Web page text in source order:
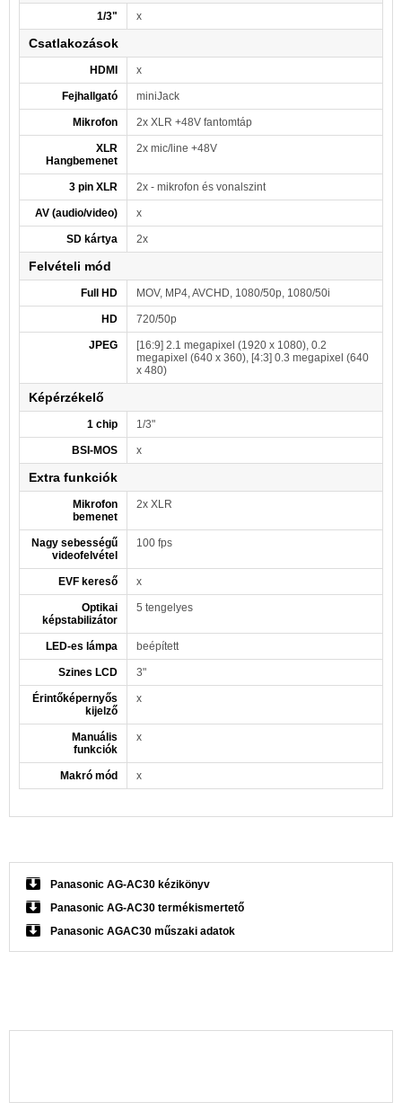
1/3" x
Csatlakozások
HDMI x
Fejhallgató miniJack
Mikrofon 2x XLR +48V fantomtáp
XLR
Hangbemenet
2x mic/line +48V
3 pin XLR 2x - mikrofon és vonalszint
AV (audio/video) x
SD kártya 2x
Felvételi mód
Full HD MOV, MP4, AVCHD, 1080/50p, 1080/50i
HD 720/50p
JPEG
[16:9] 2.1 megapixel (1920 x 1080), 0.2
megapixel (640 x 360), [4:3] 0.3 megapixel (640
x 480)
Képérzékelő
1 chip 1/3"
BSI-MOS x
Extra funkciók
Mikrofon
bemenet
2x XLR
Nagy sebességű
videofelvétel
100 fps
EVF kereső x
Optikai
képstabilizátor
5 tengelyes
LED-es lámpa beépített
Szines LCD 3"
Érintőképernyős
kijelző
x
Manuális
funkciók
x
Makró mód x
Panasonic AG-AC30 kézikönyv
Panasonic AG-AC30 termékismertető
Panasonic AGAC30 műszaki adatok